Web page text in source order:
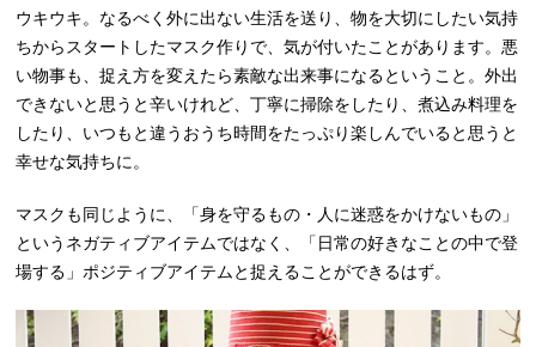
ウキウキ。なるべく外に出ない生活を送り、物を大切にしたい気持
ちからスタートしたマスク作りで、気が付いたことがあります。悪
い物事も、捉え方を変えたら素敵な出来事になるということ。外出
できないと思うと辛いけれど、丁寧に掃除をしたり、煮込み料理を
したり、いつもと違うおうち時間をたっぷり楽しんでいると思うと
幸せな気持ちに。
マスクも同じように、「身を守るもの・人に迷惑をかけないもの」
というネガティブアイテムではなく、「日常の好きなことの中で登
場する」ポジティブアイテムと捉えることができるはず。